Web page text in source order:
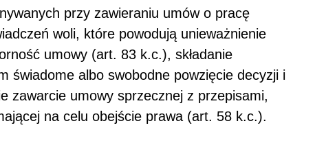
przy zawieraniu umów o pracę
woli, które powodują unieważnienie
umowy (art. 83 k.c.), składanie
świadome albo swobodne powzięcie decyzji i
zawarcie umowy sprzecznej z przepisami,
na celu obejście prawa (art. 58 k.c.).